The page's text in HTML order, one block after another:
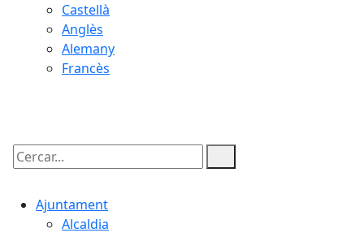
Castellà
Anglès
Alemany
Francès
Cercar:
Ajuntament
Alcaldia